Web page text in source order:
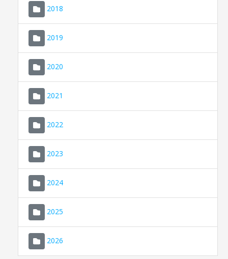
2018
2019
2020
2021
2022
2023
2024
2025
2026